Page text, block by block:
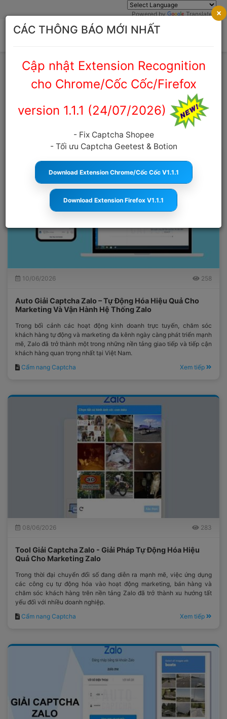
Powered by Translate
Trang chủ Cẩm nang Captcha
CẨM NANG CAPTCHA
10/06/2026 258
Auto Giải Captcha Zalo – Tự Động Hóa Hiệu Quả Cho
Marketing Và Vận Hành Hệ Thống Zalo
Trong bối cảnh các hoạt động kinh doanh trực tuyến, chăm sóc
khách hàng tự động và marketing đa kênh ngày càng phát triển mạnh
mẽ, Zalo đã trở thành một trong những nền tảng giao tiếp và tiếp cận
khách hàng quan trọng nhất tại Việt Nam.
Cẩm nang Captcha
Xem tiếp
08/06/2026 283
Tool Giải Captcha Zalo - Giải Pháp Tự Động Hóa Hiệu
Quả Cho Marketing Zalo
Trong thời đại chuyển đổi số đang diễn ra mạnh mẽ, việc ứng dụng
các công cụ tự động hóa vào hoạt động marketing, bán hàng và
chăm sóc khách hàng trên nền tảng Zalo đã trở thành xu hướng tất
yếu đối với nhiều doanh nghiệp.
Cẩm nang Captcha
Xem tiếp
×
CÁC THÔNG BÁO MỚI NHẤT
Cập nhật Extension Recognition
cho Chrome/Cốc Cốc/Firefox
version 1.1.1 (24/07/2026)
- Fix Captcha Shopee
- Tối ưu Captcha Geetest & Botion
Download Extension Chrome/Cốc Cốc V1.1.1
Download Extension Firefox V1.1.1